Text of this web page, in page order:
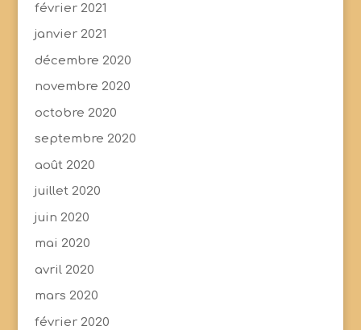
février 2021
janvier 2021
décembre 2020
novembre 2020
octobre 2020
septembre 2020
août 2020
juillet 2020
juin 2020
mai 2020
avril 2020
mars 2020
février 2020